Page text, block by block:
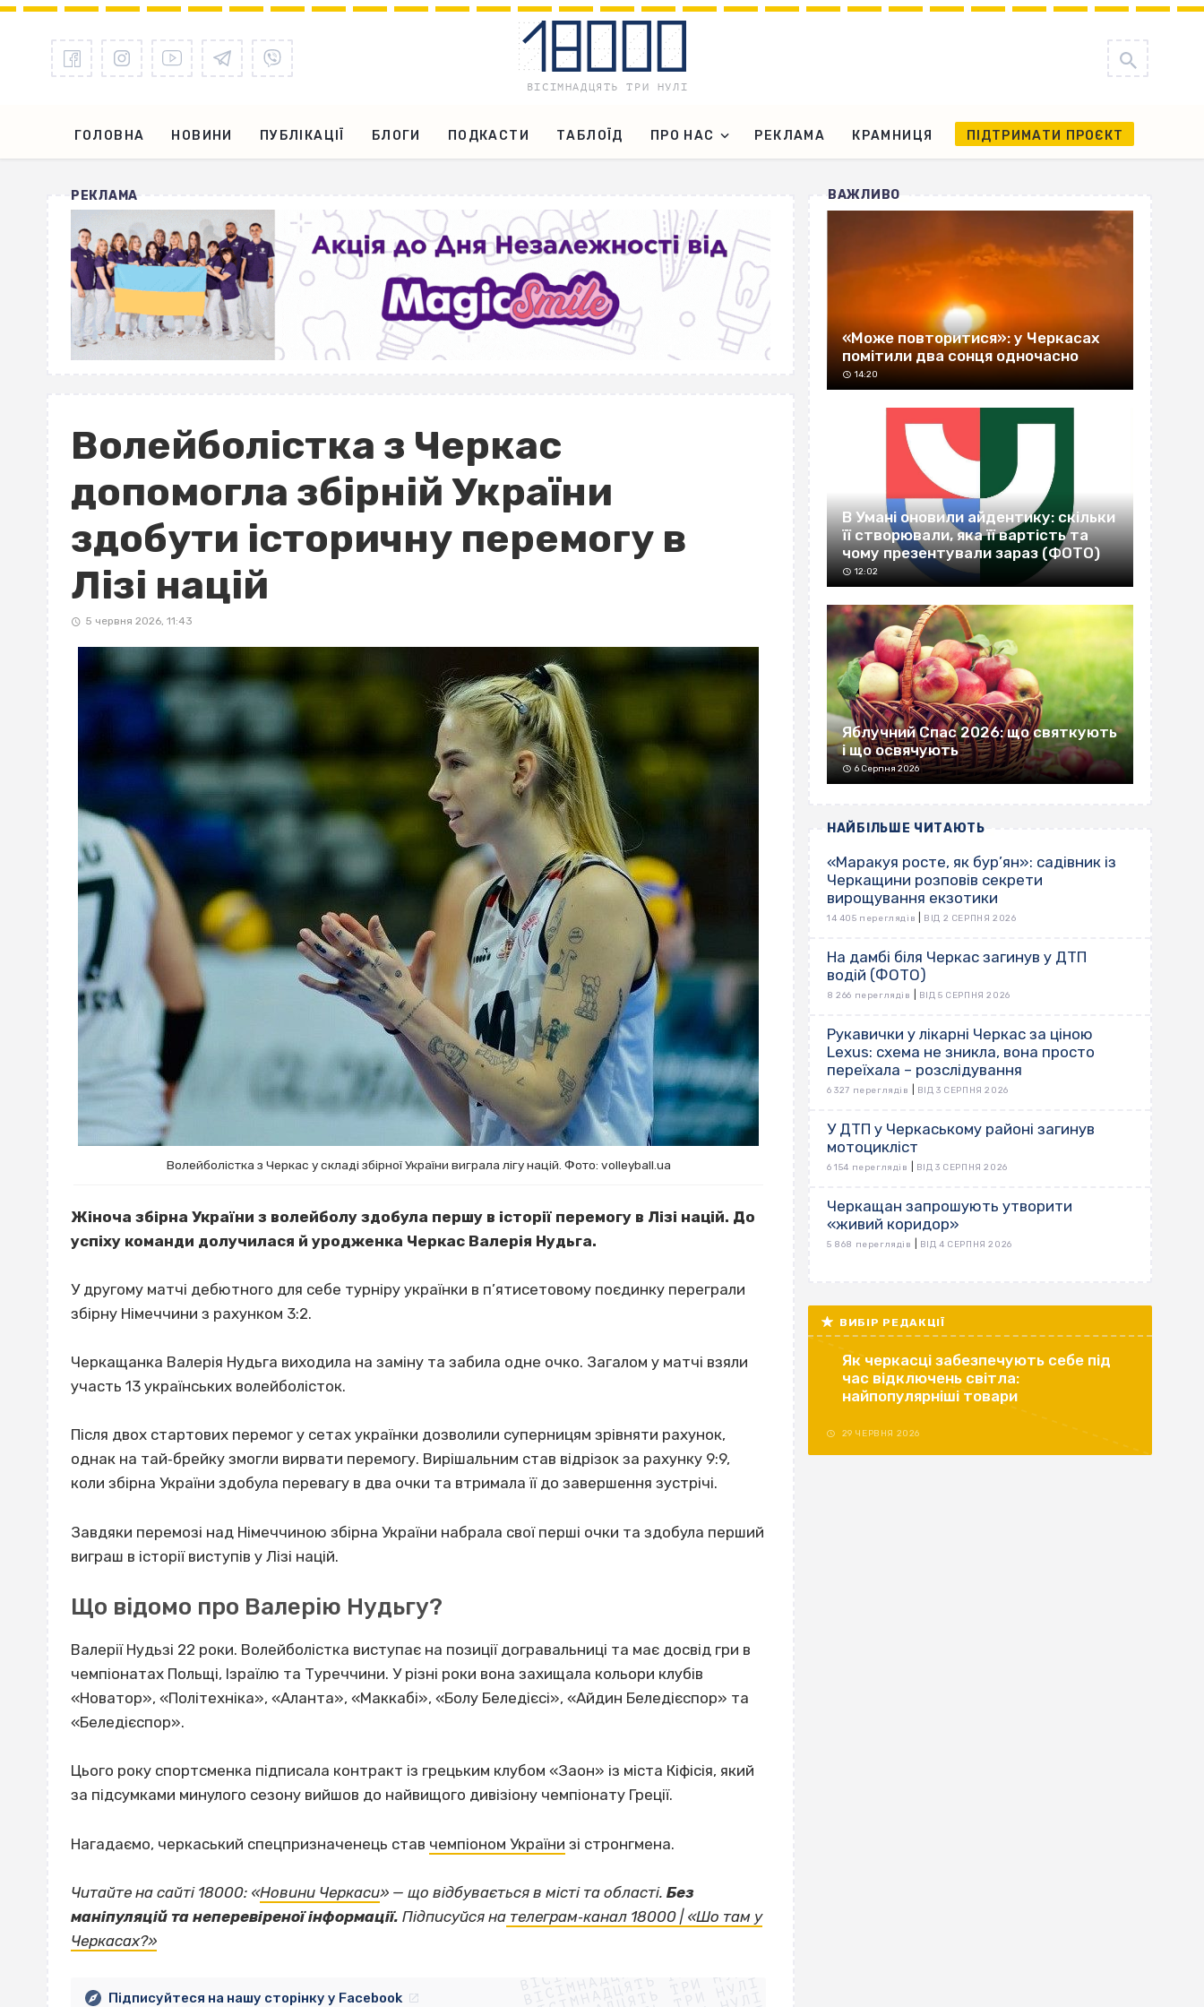
ГОЛОВНА НОВИНИ ПУБЛІКАЦІЇ БЛОГИ ПОДКАСТИ ТАБЛОЇД ПРО НАС РЕКЛАМА КРАМНИЦЯ ПІДТРИМАТИ ПРОЄКТ
РЕКЛАМА
Волейболістка з Черкас
допомогла збірній України
здобути історичну перемогу в
Лізі націй
5 червня 2026, 11:43
Волейболістка з Черкас у складі збірної України виграла лігу націй. Фото: volleyball.ua
Жіноча збірна України з волейболу здобула першу в історії перемогу в Лізі націй. До
успіху команди долучилася й уродженка Черкас Валерія Нудьга.
У другому матчі дебютного для себе турніру українки в п’ятисетовому поєдинку переграли
збірну Німеччини з рахунком 3:2.
Черкащанка Валерія Нудьга виходила на заміну та забила одне очко. Загалом у матчі взяли
участь 13 українських волейболісток.
Після двох стартових перемог у сетах українки дозволили суперницям зрівняти рахунок,
однак на тай‐брейку змогли вирвати перемогу. Вирішальним став відрізок за рахунку 9:9,
коли збірна України здобула перевагу в два очки та втримала її до завершення зустрічі.
Завдяки перемозі над Німеччиною збірна України набрала свої перші очки та здобула перший
виграш в історії виступів у Лізі націй.
Що відомо про Валерію Нудьгу?
Валерії Нудьзі 22 роки. Волейболістка виступає на позиції догравальниці та має досвід гри в
чемпіонатах Польщі, Ізраїлю та Туреччини. У різні роки вона захищала кольори клубів
«Новатор», «Політехніка», «Аланта», «Маккабі», «Болу Беледієсі», «Айдин Беледієспор» та
«Беледієспор».
Цього року спортсменка підписала контракт із грецьким клубом «Заон» із міста Кіфісія, який
за підсумками минулого сезону вийшов до найвищого дивізіону чемпіонату Греції.
Нагадаємо, черкаський спецпризначенець став чемпіоном України зі стронгмена.
Читайте на сайті 18000: «Новини Черкаси» — що відбувається в місті та області. Без
маніпуляцій та неперевіреної інформації. Підписуйся на телеграм‐канал 18000 | «Шо там у
Черкасах?»
ВІСІМНАДЦЯТЬ ТРИ НУЛІ
ВІСІМНАДЦЯТЬ ТРИ НУЛІ
ВІСІМНАДЦЯТЬ ТРИ НУЛІ
Підписуйтеся на нашу сторінку у Facebook
ВАЖЛИВО
«Може повторитися»: у Черкасах
помітили два сонця одночасно
14:20
В Умані оновили айдентику: скільки
її створювали, яка її вартість та
чому презентували зараз (ФОТО)
12:02
Яблучний Спас 2026: що святкують
і що освячують
6 Серпня 2026
НАЙБІЛЬШЕ ЧИТАЮТЬ
«Маракуя росте, як бур’ян»: садівник із
Черкащини розповів секрети
вирощування екзотики
14 405 переглядів ВІД 2 СЕРПНЯ 2026
На дамбі біля Черкас загинув у ДТП
водій (ФОТО)
8 266 переглядів ВІД 5 СЕРПНЯ 2026
Рукавички у лікарні Черкас за ціною
Lexus: схема не зникла, вона просто
переїхала – розслідування
6 327 переглядів ВІД 3 СЕРПНЯ 2026
У ДТП у Черкаському районі загинув
мотоцикліст
6 154 переглядів ВІД 3 СЕРПНЯ 2026
Черкащан запрошують утворити
«живий коридор»
5 868 переглядів ВІД 4 СЕРПНЯ 2026
ВИБІР РЕДАКЦІЇ
Як черкасці забезпечують себе під
час відключень світла:
найпопулярніші товари
29 ЧЕРВНЯ 2026